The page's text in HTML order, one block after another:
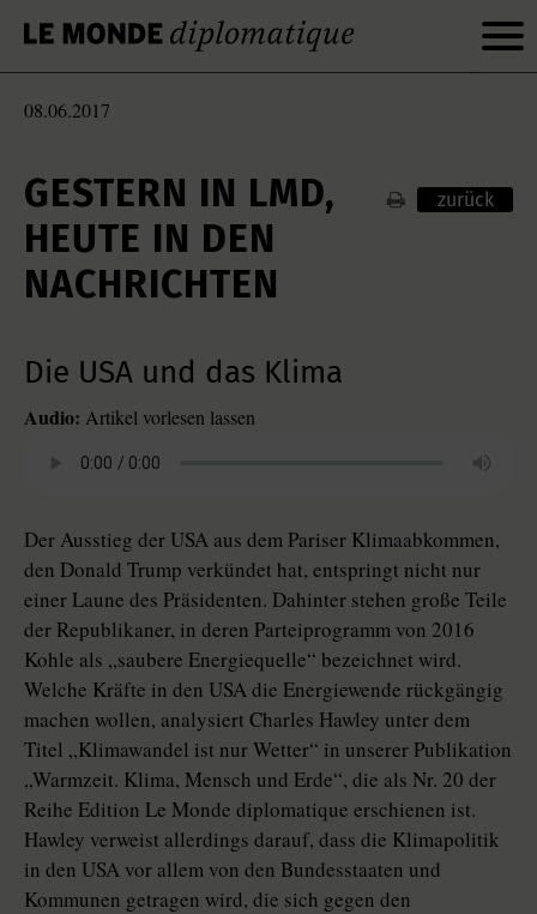
08.06.2017
GESTERN IN LMD,
HEUTE IN DEN
NACHRICHTEN
zurück
Die USA und das Klima
Audio: Artikel vorlesen lassen
Der Ausstieg der USA aus dem Pariser Klimaabkommen,
den Donald Trump verkündet hat, entspringt nicht nur
einer Laune des Präsidenten. Dahinter stehen große Teile
der Republikaner, in deren Parteiprogramm von 2016
Kohle als „saubere Energiequelle“ bezeichnet wird.
Welche Kräfte in den USA die Energiewende rückgängig
machen wollen, analysiert Charles Hawley unter dem
Titel „Klimawandel ist nur Wetter“ in unserer Publikation
„Warmzeit. Klima, Mensch und Erde“, die als Nr. 20 der
Reihe Edition Le Monde diplomatique erschienen ist.
Hawley verweist allerdings darauf, dass die Klimapolitik
in den USA vor allem von den Bundesstaaten und
Kommunen getragen wird, die sich gegen den